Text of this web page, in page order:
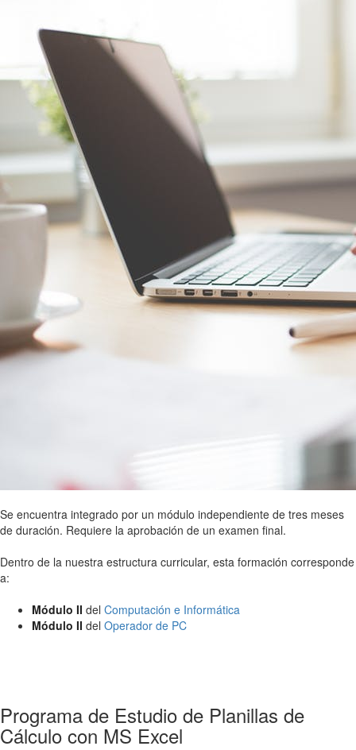
Se encuentra integrado por un módulo independiente de tres meses
de duración. Requiere la aprobación de un examen final.
Dentro de la nuestra estructura curricular, esta formación corresponde
a:
Módulo II del Computación e Informática
Módulo II del Operador de PC
Programa de Estudio de Planillas de
Cálculo con MS Excel